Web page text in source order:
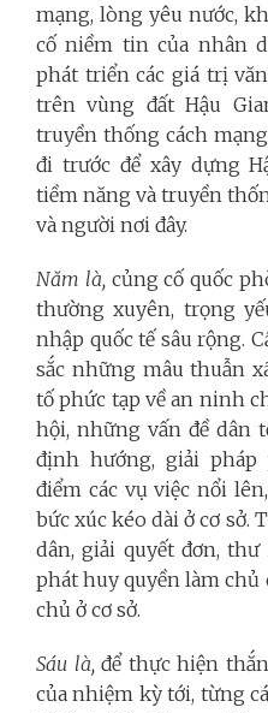
mạng, lòng yêu nước,
cố niềm tin của nhân
phát triển các giá trị
trên vùng đất Hậu
truyền thống cách
đi trước để xây dựng
tiềm năng và truyền
và người nơi đây.
Năm là, củng cố quốc
thường xuyên, trọng
nhập quốc tế sâu rộng.
sắc những mâu thuẫn
tố phức tạp về an ninh
hội, những vấn đề dân
định hướng, giải
điểm các vụ việc nổi
bức xúc kéo dài ở cơ sở.
dân, giải quyết đơn,
phát huy quyền làm chủ
chủ ở cơ sở.
Sáu là, để thực hiện
của nhiệm kỳ tới, từng